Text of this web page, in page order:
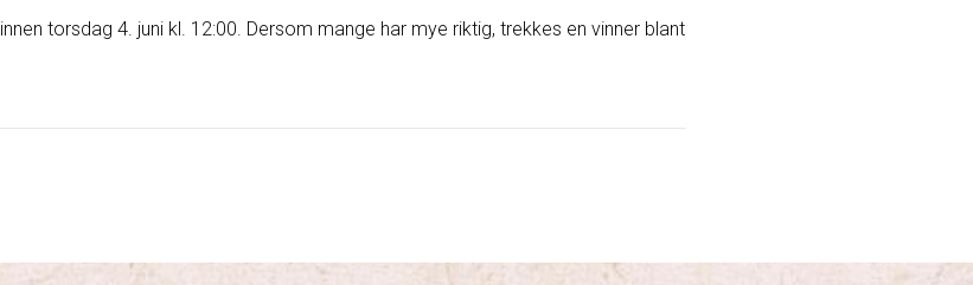
innen torsdag 4. juni kl. 12:00. Dersom mange har mye riktig, trekkes en vinner blant